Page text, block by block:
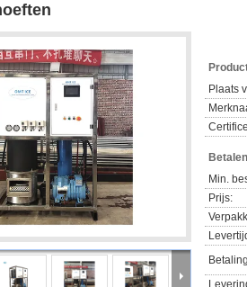
Plaats
Min.
Prijs: